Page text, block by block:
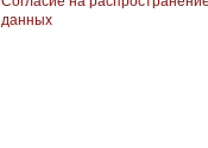
данных